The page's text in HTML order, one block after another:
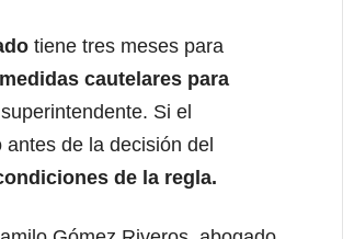
tiene tres meses para
cautelares para
Si el
de la decisión del
de la regla.